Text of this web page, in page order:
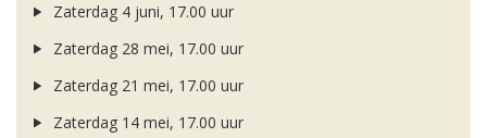
Zaterdag 4 juni, 17.00 uur
Zaterdag 28 mei, 17.00 uur
Zaterdag 21 mei, 17.00 uur
Zaterdag 14 mei, 17.00 uur